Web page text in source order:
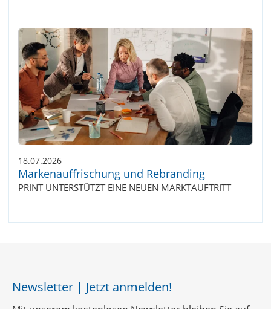
18.07.2026
Markenauffrischung und Rebranding
PRINT UNTERSTÜTZT EINE NEUEN MARKTAUFTRITT
Newsletter | Jetzt anmelden!